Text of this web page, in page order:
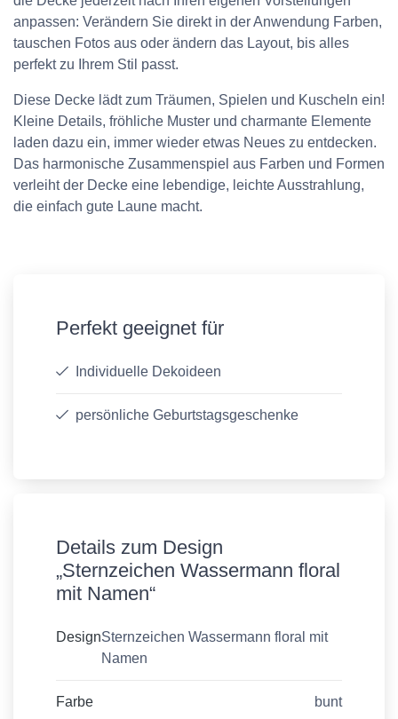
anpassen: Verändern Sie direkt in der Anwendung Farben,
tauschen Fotos aus oder ändern das Layout, bis alles
perfekt zu Ihrem Stil passt.
Diese Decke lädt zum Träumen, Spielen und Kuscheln ein!
Kleine Details, fröhliche Muster und charmante Elemente
laden dazu ein, immer wieder etwas Neues zu entdecken.
Das harmonische Zusammenspiel aus Farben und Formen
verleiht der Decke eine lebendige, leichte Ausstrahlung,
die einfach gute Laune macht.
Perfekt geeignet für
Individuelle Dekoideen
persönliche Geburtstagsgeschenke
Details zum Design
„Sternzeichen Wassermann floral
mit Namen“
DesignSternzeichen Wassermann floral mit
Namen
Farbe bunt